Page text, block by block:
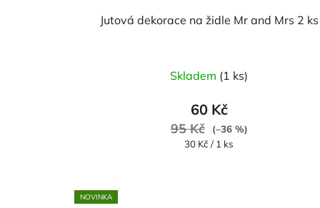
Jutová dekorace na židle Mr and Mrs 2 ks
Skladem (1 ks)
60 Kč
95 Kč
(–36 %)
Měrná
30 Kč / 1 ks
NOVINKA